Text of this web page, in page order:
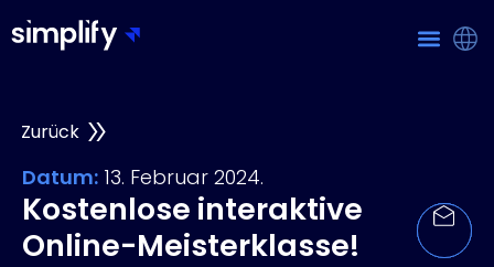
Zurück
Datum: 13. Februar 2024.
Kostenlose interaktive
Online-Meisterklasse!